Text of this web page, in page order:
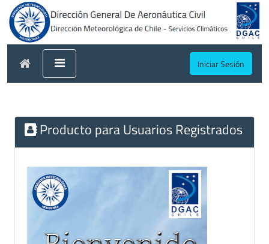
Iniciar Sesión
Producto para Usuarios Registrados